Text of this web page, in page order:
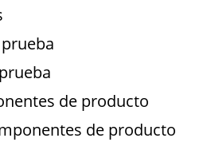
de producto
de producto